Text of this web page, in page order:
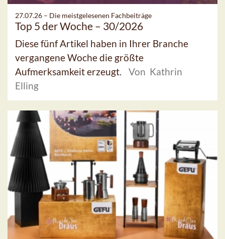
27.07.26 – Die meistgelesenen Fachbeiträge
Top 5 der Woche – 30/2026
Diese fünf Artikel haben in Ihrer Branche
vergangene Woche die größte
Aufmerksamkeit erzeugt.
Von Kathrin
Elling